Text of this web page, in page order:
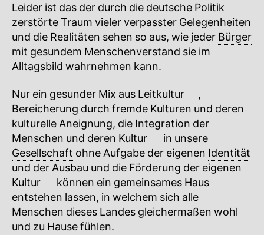
Leider ist das der durch die deutsche Politik
zerstörte Traum vieler verpasster Gelegenheiten
und die Realitäten sehen so aus, wie jeder Bürger
mit gesundem Menschenverstand sie im
Alltagsbild wahrnehmen kann.
Nur ein gesunder Mix aus Leitkultur
,
Bereicherung durch fremde Kulturen und deren
kulturelle Aneignung, die Integration der
Menschen und deren Kultur
in unsere
Gesellschaft ohne Aufgabe der eigenen Identität
und der Ausbau und die Förderung der eigenen
Kultur
können ein gemeinsames Haus
entstehen lassen, in welchem sich alle
Menschen dieses Landes gleichermaßen wohl
und zu Hausefühlen.